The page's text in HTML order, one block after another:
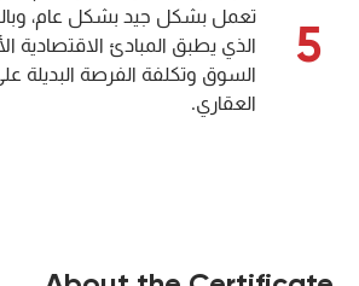
5
تعمل بشكل جيد بشكل عام،
الذي يطبق المبادئ الاقتصادية
السوق وتكلفة الفرصة البديلة
العقاري.